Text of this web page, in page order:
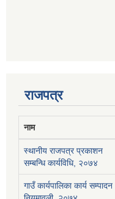
राजपत्र
नाम
स्थानीय राजपत्र प्रकाशन
सम्बन्धि कार्यविधि, २०७४
गाउँ कार्यपालिका कार्य सम्पादन